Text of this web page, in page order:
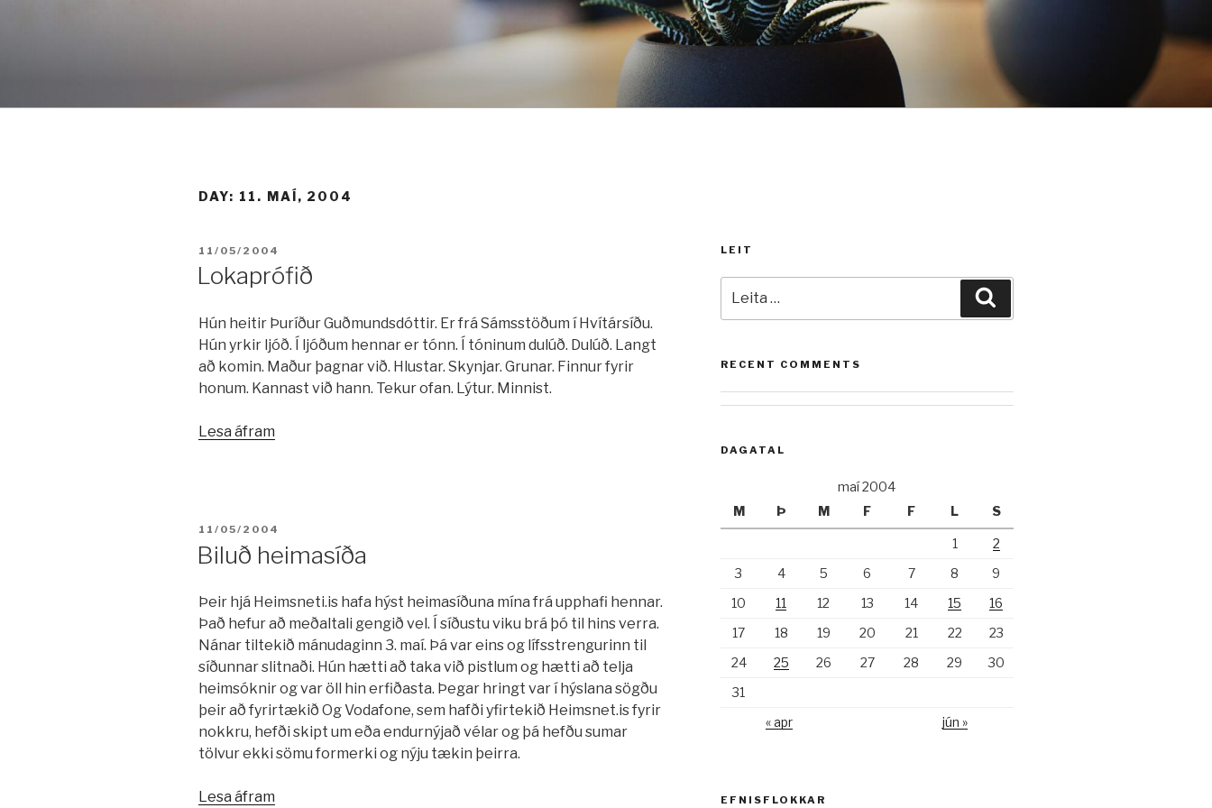
DAY: 11. MAÍ, 2004
BIRT:
11/05/2004
Lokaprófið
Hún heitir Þuríður Guðmundsdóttir. Er frá Sámsstöðum í Hvítársíðu.
Hún yrkir ljóð. Í ljóðum hennar er tónn. Í tóninum dulúð. Dulúð. Langt
að komin. Maður þagnar við. Hlustar. Skynjar. Grunar. Finnur fyrir
honum. Kannast við hann. Tekur ofan. Lýtur. Minnist.
Lesa áfram
BIRT:
11/05/2004
Biluð heimasíða
Þeir hjá Heimsneti.is hafa hýst heimasíðuna mína frá upphafi hennar.
Það hefur að meðaltali gengið vel. Í síðustu viku brá þó til hins verra.
Nánar tiltekið mánudaginn 3. maí. Þá var eins og lífsstrengurinn til
síðunnar slitnaði. Hún hætti að taka við pistlum og hætti að telja
heimsóknir og var öll hin erfiðasta. Þegar hringt var í hýslana sögðu
þeir að fyrirtækið Og Vodafone, sem hafði yfirtekið Heimsnet.is fyrir
nokkru, hefði skipt um eða endurnýjað vélar og þá hefðu sumar
tölvur ekki sömu formerki og nýju tækin þeirra.
Lesa áfram
LEIT
að:
RECENT COMMENTS
DAGATAL
maí 2004
M
Þ M F F L S
1
2
3
4 5 6 7 8
9
10
11 12 13 14 15
16
17
18 19 20 21 22
23
24
25 26 27 28 29
30
31
« apr
jún »
EFNISFLOKKAR